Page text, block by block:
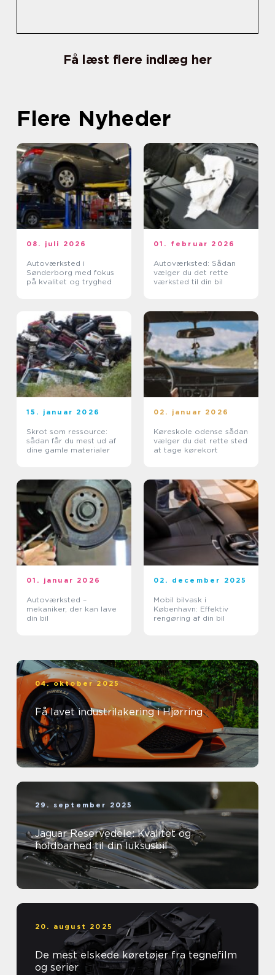
Få læst flere indlæg her
Flere Nyheder
08. juli 2026
Autoværksted i
Sønderborg med fokus
på kvalitet og tryghed
01. februar 2026
Autoværksted: Sådan
vælger du det rette
værksted til din bil
15. januar 2026
Skrot som ressource:
sådan får du mest ud af
dine gamle materialer
02. januar 2026
Køreskole odense sådan
vælger du det rette sted
at tage kørekort
01. januar 2026
Autoværksted –
mekaniker, der kan lave
din bil
02. december 2025
Mobil bilvask i
København: Effektiv
rengøring af din bil
04. oktober 2025
Få lavet industrilakering i Hjørring
29. september 2025
Jaguar Reservedele: Kvalitet og
holdbarhed til din luksusbil
20. august 2025
De mest elskede køretøjer fra tegnefilm
og serier